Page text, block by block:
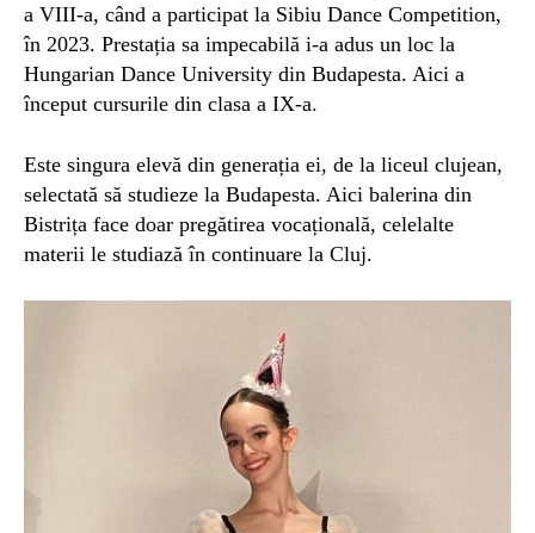
a VIII-a, când a participat la Sibiu Dance Competition,
în 2023. Prestația sa impecabilă i-a adus un loc la
Hungarian Dance University din Budapesta. Aici a
început cursurile din clasa a IX-a.
Este singura elevă din generația ei, de la liceul clujean,
selectată să studieze la Budapesta. Aici balerina din
Bistrița face doar pregătirea vocațională, celelalte
materii le studiază în continuare la Cluj.